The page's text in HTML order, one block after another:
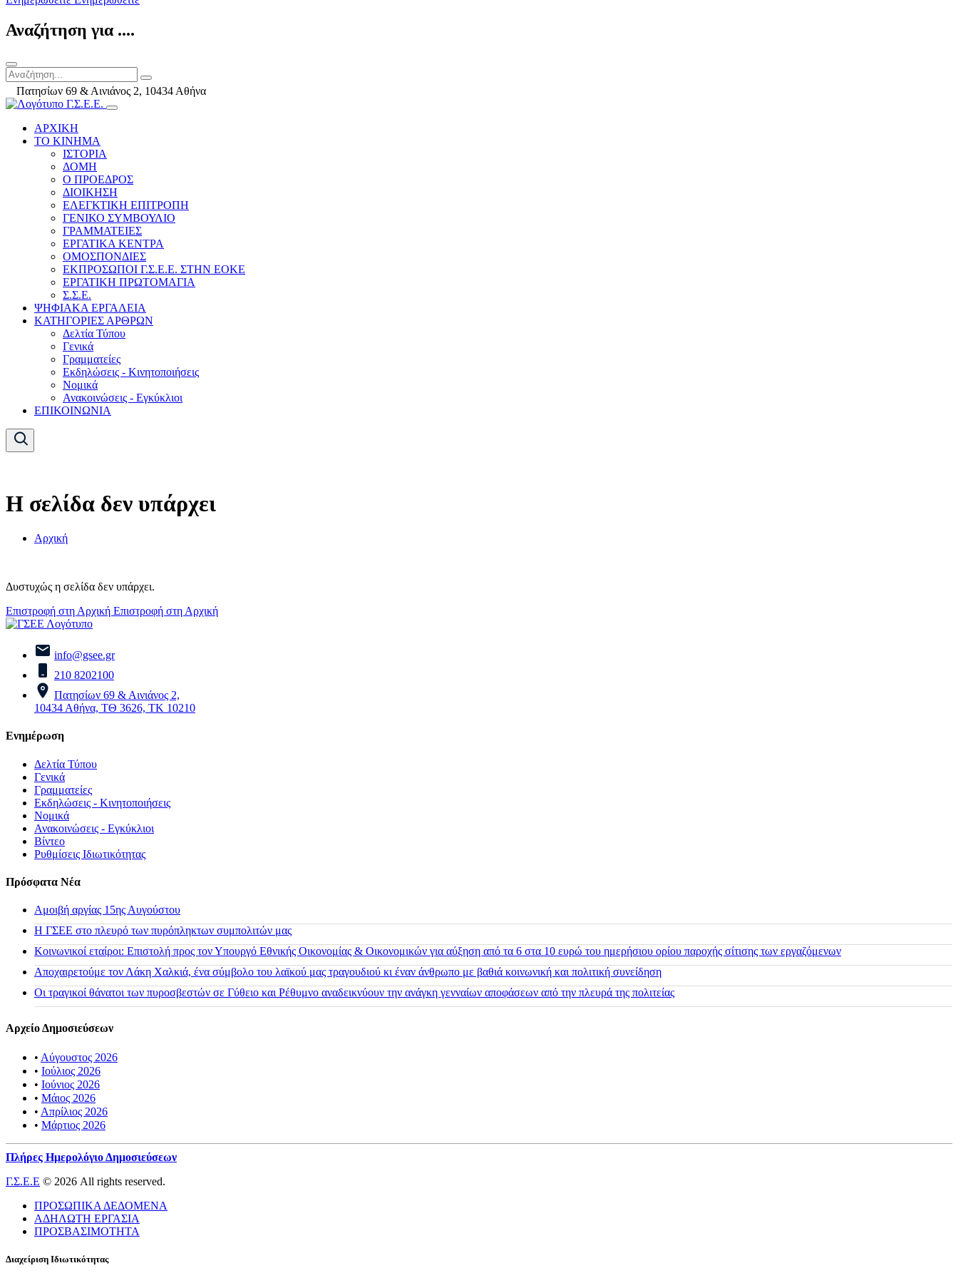
Αναζήτηση για ....
Πατησίων 69 & Αινιάνος 2, 10434 Αθήνα
ΑΡΧΙΚΗ
ΤΟ ΚΙΝΗΜΑ
ΙΣΤΟΡΙΑ
ΔΟΜΗ
Ο ΠΡΟΕΔΡΟΣ
ΔΙΟΙΚΗΣΗ
ΕΛΕΓΚΤΙΚΗ ΕΠΙΤΡΟΠΗ
ΓΕΝΙΚΟ ΣΥΜΒΟΥΛΙΟ
ΓΡΑΜΜΑΤΕΙΕΣ
ΕΡΓΑΤΙΚΑ ΚΕΝΤΡΑ
ΟΜΟΣΠΟΝΔΙΕΣ
ΕΚΠΡΟΣΩΠΟΙ Γ.Σ.Ε.Ε. ΣΤΗΝ ΕΟΚΕ
ΕΡΓΑΤΙΚΗ ΠΡΩΤΟΜΑΓΙΑ
Σ.Σ.Ε.
ΨΗΦΙΑΚΑ ΕΡΓΑΛΕΙΑ
ΚΑΤΗΓΟΡΙΕΣ ΑΡΘΡΩΝ
Δελτία Τύπου
Γενικά
Γραμματείες
Εκδηλώσεις - Κινητοποιήσεις
Νομικά
Ανακοινώσεις - Εγκύκλιοι
ΕΠΙΚΟΙΝΩΝΙΑ
Η σελίδα δεν υπάρχει
Αρχική
Δυστυχώς η σελίδα δεν υπάρχει.
Επιστροφή στη Αρχική Επιστροφή στη Αρχική
info@gsee.gr
210 8202100
Πατησίων 69 & Αινιάνος 2,
10434 Αθήνα, ΤΘ 3626, ΤΚ 10210
Ενημέρωση
Δελτία Τύπου
Γενικά
Γραμματείες
Εκδηλώσεις - Κινητοποιήσεις
Νομικά
Ανακοινώσεις - Εγκύκλιοι
Βίντεο
Ρυθμίσεις Ιδιωτικότητας
Πρόσφατα Νέα
Αμοιβή αργίας 15ης Αυγούστου
H ΓΣΕΕ στο πλευρό των πυρόπληκτων συμπολιτών μας
Κοινωνικοί εταίροι: Επιστολή προς τον Υπουργό Εθνικής Οικονομίας & Οικονομικών για αύξηση από τα 6 στα 10 ευρώ του ημερήσιου ορίου παροχής σίτισης των εργαζόμενων
Αποχαιρετούμε τον Λάκη Χαλκιά, ένα σύμβολο του λαϊκού μας τραγουδιού κι έναν άνθρωπο με βαθιά κοινωνική και πολιτική συνείδηση
Οι τραγικοί θάνατοι των πυροσβεστών σε Γύθειο και Ρέθυμνο αναδεικνύουν την ανάγκη γενναίων αποφάσεων από την πλευρά της πολιτείας
Αρχείο Δημοσιεύσεων
• Αύγουστος 2026
• Ιούλιος 2026
• Ιούνιος 2026
• Μάιος 2026
• Απρίλιος 2026
• Μάρτιος 2026
Πλήρες Ημερολόγιο Δημοσιεύσεων
Γ.Σ.Ε.Ε © 2026 All rights reserved.
ΠΡΟΣΩΠΙΚΑ ΔΕΔΟΜΕΝΑ
ΑΔΗΛΩΤΗ ΕΡΓΑΣΙΑ
ΠΡΟΣΒΑΣΙΜΟΤΗΤΑ
Διαχείριση Ιδιωτικότητας